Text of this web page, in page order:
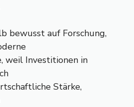
bewusst auf Forschung,
weil Investitionen in
Stärke,